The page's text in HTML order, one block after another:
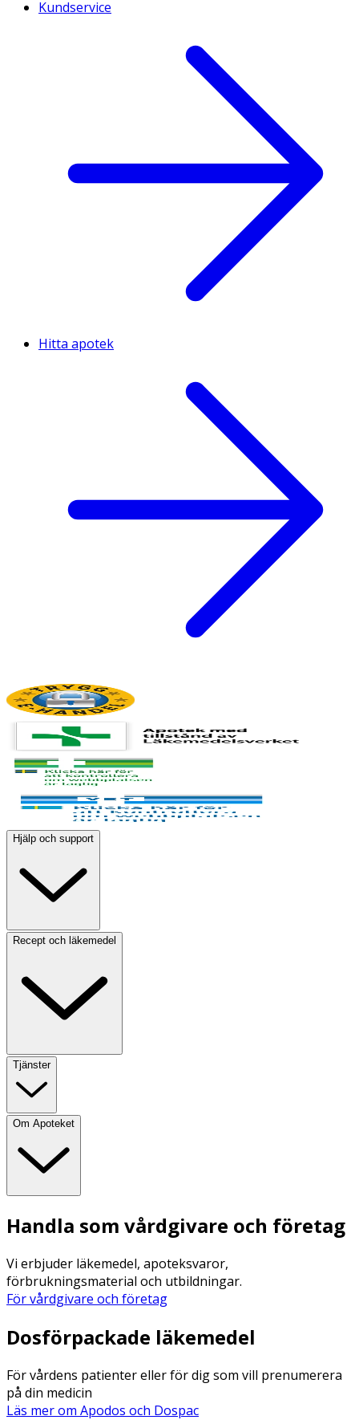
Kundservice
Hitta apotek
Hjälp och support
Recept och läkemedel
Tjänster
Om Apoteket
Handla som vårdgivare och företag
Vi erbjuder läkemedel, apoteksvaror,
förbrukningsmaterial och utbildningar.
För vårdgivare och företag
Dosförpackade läkemedel
För vårdens patienter eller för dig som vill prenumerera
på din medicin
Läs mer om Apodos och Dospac